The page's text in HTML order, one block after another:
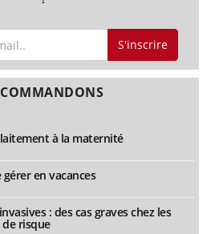
S'inscrire
à la maternité
en vacances
: des cas graves chez les
risque